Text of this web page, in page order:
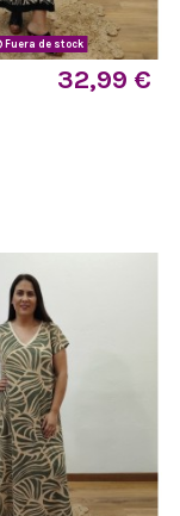
Fuera de stock
32,99 €